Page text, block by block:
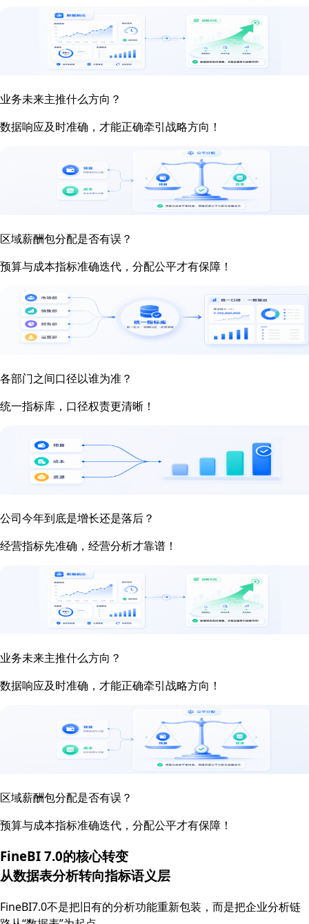
业务未来主推什么方向？
数据响应及时准确，才能正确牵引战略方向！
区域薪酬包分配是否有误？
预算与成本指标准确迭代，分配公平才有保障！
各部门之间口径以谁为准？
统一指标库，口径权责更清晰！
公司今年到底是增长还是落后？
经营指标先准确，经营分析才靠谱！
业务未来主推什么方向？
数据响应及时准确，才能正确牵引战略方向！
区域薪酬包分配是否有误？
预算与成本指标准确迭代，分配公平才有保障！
FineBI 7.0的核心转变
从数据表分析转向指标语义层
FineBI7.0不是把旧有的分析功能重新包装，而是把企业分析链